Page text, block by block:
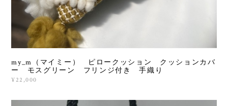
my_m（マイミー） ピロークッション クッションカバ
ー モスグリーン フリンジ付き 手織り
¥22,000